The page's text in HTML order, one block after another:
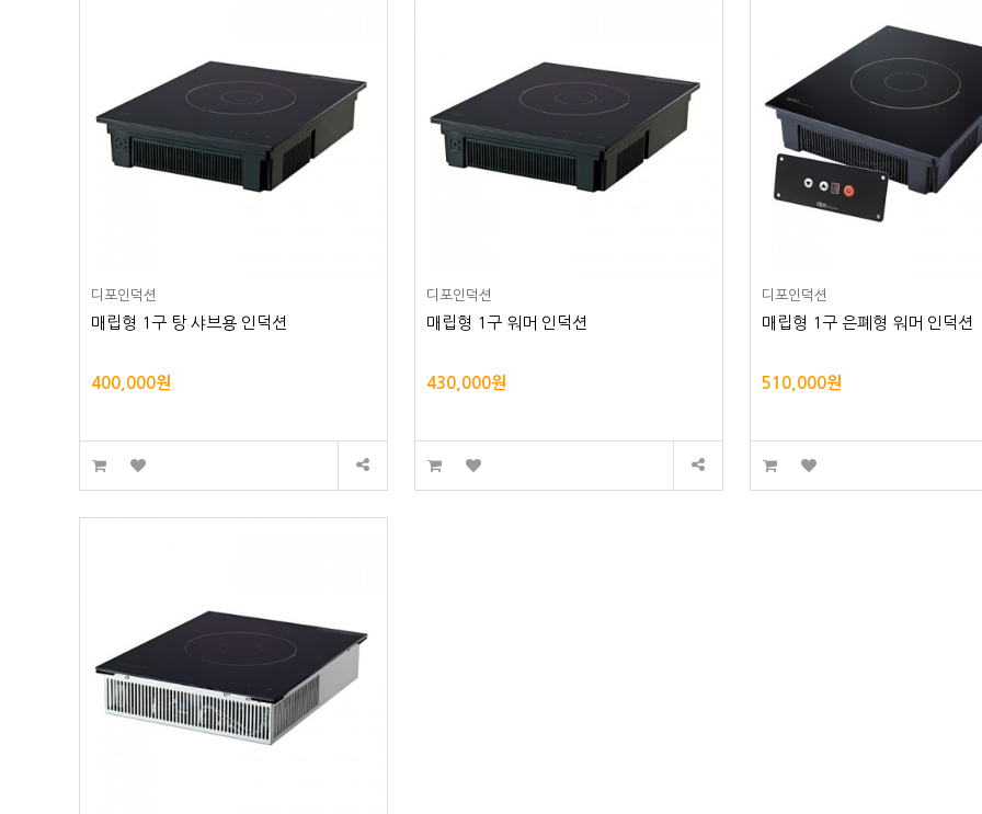
디포인덕션
매립형 1구 탕 샤브용 인덕션
400,000원
디포인덕션
매립형 1구 워머 인덕션
430,000원
디포인덕션
매립형 1구 은폐형 워머 인덕션
510,000원